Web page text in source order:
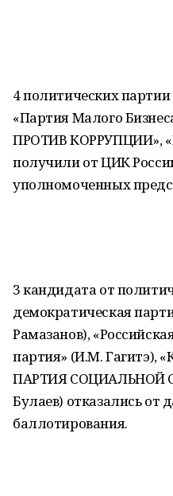
4 политических
«Партия Малого
ПРОТИВ КОРРУПЦИИ»,
получили от ЦИК
уполномоченных
3 кандидата от
демократическая
Рамазанов),
партия» (И.М.
ПАРТИЯ СОЦИАЛЬНОЙ
Булаев) отказались от
баллотирования.